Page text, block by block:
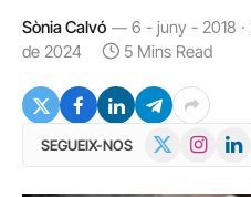
Sònia Calvó 6 - juny - 2018 ·
de 2024
5 Mins Read
SEGUEIX-NOS Instagram